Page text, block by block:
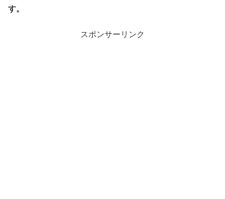
す。
スポンサーリンク